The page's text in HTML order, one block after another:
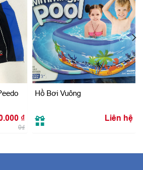
₫
0₫
Hồ Bơi Vuông
Liên hệ